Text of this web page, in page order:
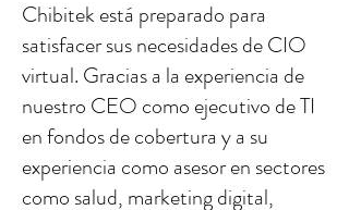
Chibitek está preparado para
satisfacer sus necesidades de CIO
virtual. Gracias a la experiencia de
nuestro CEO como ejecutivo de TI
en fondos de cobertura y a su
experiencia como asesor en sectores
como salud, marketing digital,